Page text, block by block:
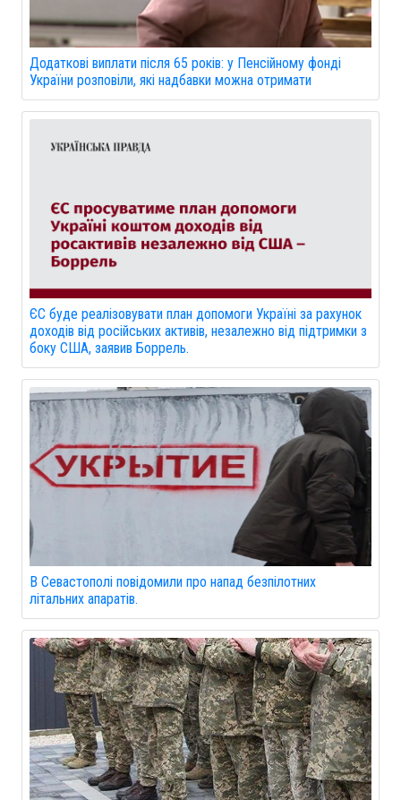
Додаткові виплати після 65 років: у Пенсійному фонді
України розповіли, які надбавки можна отримати
ЄС буде реалізовувати план допомоги Україні за рахунок
доходів від російських активів, незалежно від підтримки з
боку США, заявив Боррель.
В Севастополі повідомили про напад безпілотних
літальних апаратів.